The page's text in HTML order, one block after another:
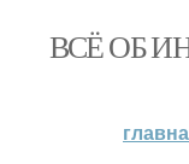
ВСЁ ОБ